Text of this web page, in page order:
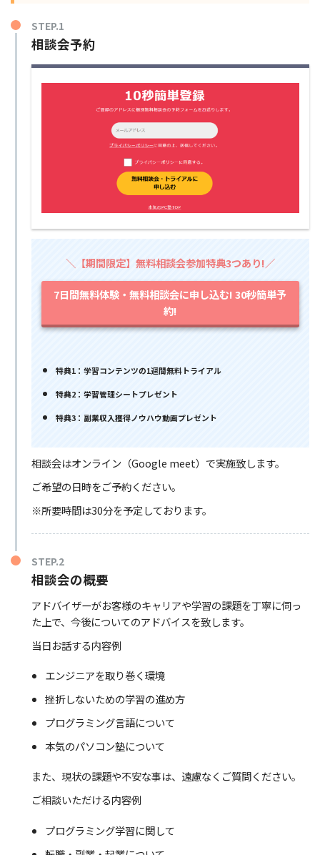
STEP.1
相談会予約
＼【期間限定】無料相談会参加特典3つあり!／
7日間無料体験・無料相談会に申し込む! 30秒簡単予
約!
特典1：学習コンテンツの1週間無料トライアル
特典2：学習管理シートプレゼント
特典3：副業収入獲得ノウハウ動画プレゼント
相談会はオンライン（Google meet）で実施致します。
ご希望の日時をご予約ください。
※所要時間は30分を予定しております。
STEP.2
相談会の概要
アドバイザーがお客様のキャリアや学習の課題を丁寧に伺っ
た上で、今後についてのアドバイスを致します。
当日お話する内容例
エンジニアを取り巻く環境
挫折しないための学習の進め方
プログラミング言語について
本気のパソコン塾について
また、現状の課題や不安な事は、遠慮なくご質問ください。
ご相談いただける内容例
プログラミング学習に関して